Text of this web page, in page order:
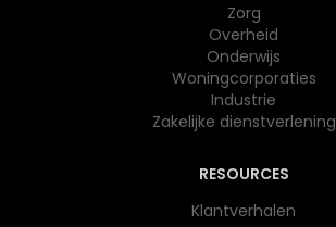
Zorg
Overheid
Onderwijs​
Woningcorporaties
Industrie
Zakelijke dienstverlening
RESOURCES
Klantverhalen